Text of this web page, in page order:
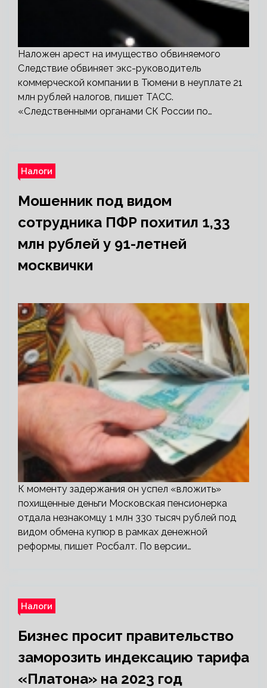
Наложен арест на имущество обвиняемого
Следствие обвиняет экс-руководитель
коммерческой компании в Тюмени в неуплате 21
млн рублей налогов, пишет ТАСС.
«Следственными органами СК России по…
Налоги
Мошенник под видом
сотрудника ПФР похитил 1,33
млн рублей у 91-летней
москвички
К моменту задержания он успел «вложить»
похищенные деньги Московская пенсионерка
отдала незнакомцу 1 млн 330 тысяч рублей под
видом обмена купюр в рамках денежной
реформы, пишет Росбалт. По версии…
Налоги
Бизнес просит правительство
заморозить индексацию тарифа
«Платона» на 2023 год